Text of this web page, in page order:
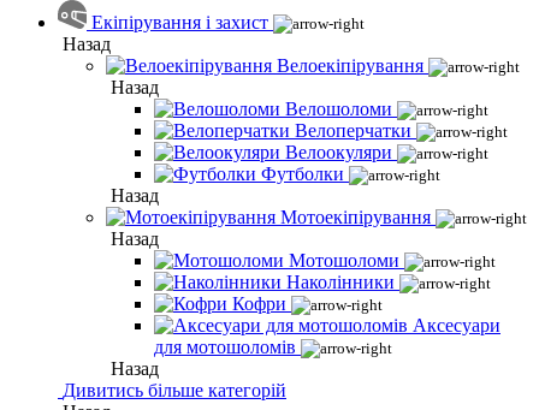
Екіпірування і захист
Назад
Велоекіпірування
Назад
Велошоломи
Велоперчатки
Велоокуляри
Футболки
Назад
Мотоекіпірування
Назад
Мотошоломи
Наколінники
Кофри
Аксесуари
для мотошоломів
Назад
Дивитись більше категорій